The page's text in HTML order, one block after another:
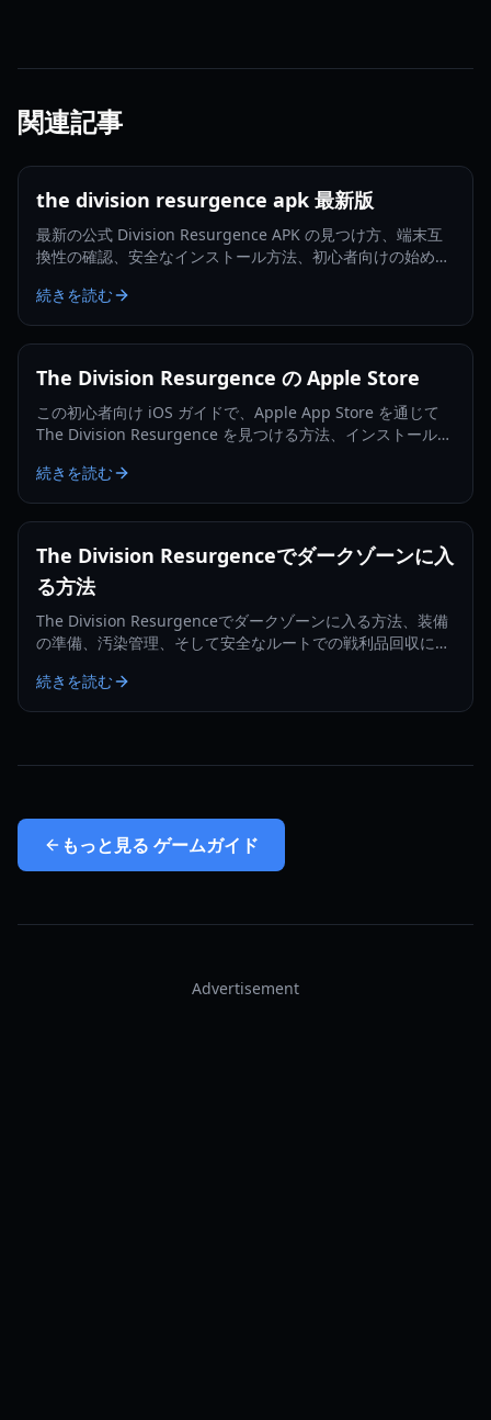
関連記事
the division resurgence apk 最新版
最新の公式 Division Resurgence APK の見つけ方、端末互
換性の確認、安全なインストール方法、初心者向けの始め方
続きを読む
The Division Resurgence の Apple Store
この初心者向け iOS ガイドで、Apple App Store を通じて
The Division Resurgence を見つける方法、インストール、
続きを読む
The Division Resurgenceでダークゾーンに入
る方法
The Division Resurgenceでダークゾーンに入る方法、装備
の準備、汚染管理、そして安全なルートでの戦利品回収につ
続きを読む
もっと見る ゲームガイド
Advertisement